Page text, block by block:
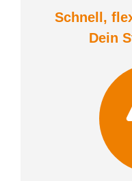
Schnell,
Dein